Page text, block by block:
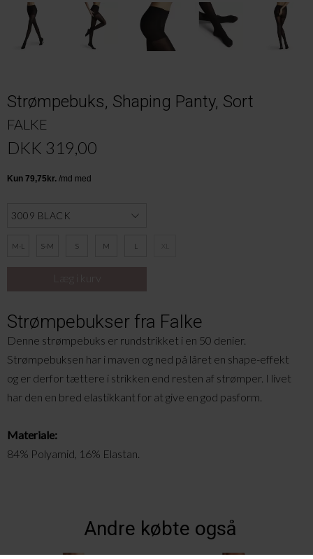
Strømpebuks, Shaping Panty, Sort
FALKE
DKK 319,00
M-L S-M S M L
Strømpebukser fra Falke
Denne strømpebuks er rundstrikket i en 50 denier.
Strømpebuksen har i maven og ned på låret en shape-effekt
og er derfor tættere i strikken end resten af strømper. I livet
har den en bred elastikkant for at give en god pasform.
Materiale:
84% Polyamid, 16% Elastan.
Andre købte også